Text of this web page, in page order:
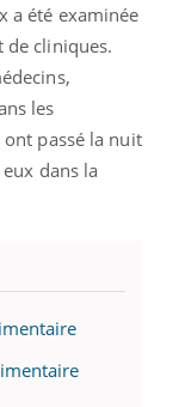
a été examinée
de cliniques.
les
passé la nuit
dans la